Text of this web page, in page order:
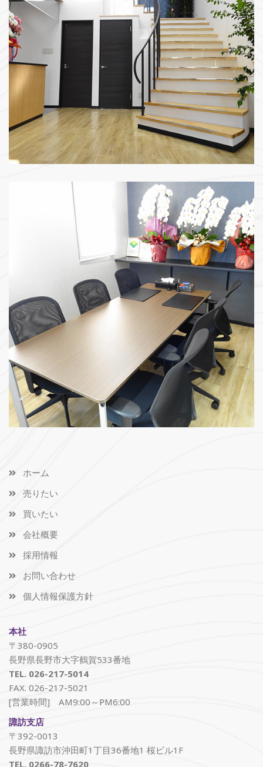
ホーム
売りたい
買いたい
会社概要
採用情報
お問い合わせ
個人情報保護方針
本社
〒380-0905
長野県長野市大字鶴賀533番地
TEL. 026-217-5014
FAX. 026-217-5021
[営業時間] AM9:00～PM6:00
諏訪支店
〒392-0013
長野県諏訪市沖田町1丁目36番地1 桜ビル1F
TEL. 0266-78-7620